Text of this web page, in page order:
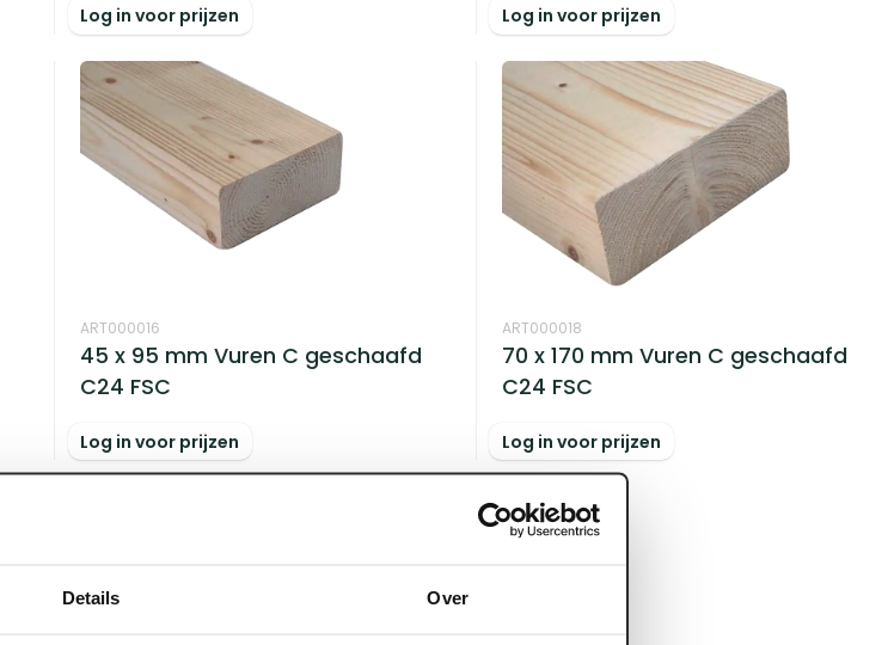
Details Over
Log in voor prijzen Log in voor prijzen
ART000016
45 x 95 mm Vuren C geschaafd
C24 FSC
Log in voor prijzen
ART000018
70 x 170 mm Vuren C geschaafd
C24 FSC
Log in voor prijzen